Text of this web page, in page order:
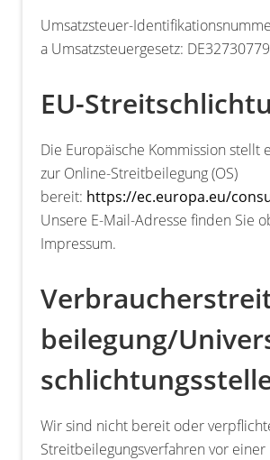
Umsatzsteuer-
a Umsatzsteuergesetz:
EU-
Die Europäische Kommission stellt
zur Online-Streitbeilegung (OS)
bereit: https://ec.europa.eu/
Unsere E-Mail-Adresse finden Sie
Impressum.
beilegung/
Wir sind nicht bereit oder
Streitbeilegungsverfahren vor einer